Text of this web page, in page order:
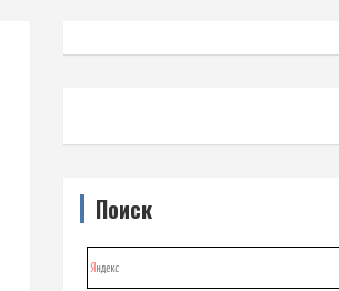
Поиск